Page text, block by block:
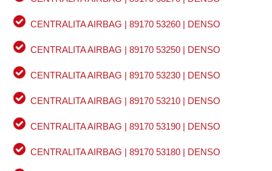
CENTRALITA AIRBAG | 89170 53260 | DENSO
CENTRALITA AIRBAG | 89170 53250 | DENSO
CENTRALITA AIRBAG | 89170 53230 | DENSO
CENTRALITA AIRBAG | 89170 53210 | DENSO
CENTRALITA AIRBAG | 89170 53190 | DENSO
CENTRALITA AIRBAG | 89170 53180 | DENSO